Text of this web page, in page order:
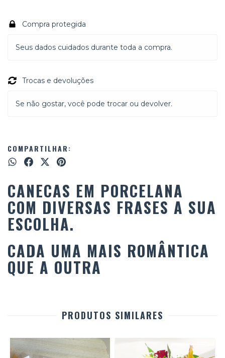
Compra protegida
Seus dados cuidados durante toda a compra.
Trocas e devoluções
Se não gostar, você pode trocar ou devolver.
COMPARTILHAR:
CANECAS EM PORCELANA
COM DIVERSAS FRASES A SUA
ESCOLHA.
CADA UMA MAIS ROMÂNTICA
QUE A OUTRA
PRODUTOS SIMILARES